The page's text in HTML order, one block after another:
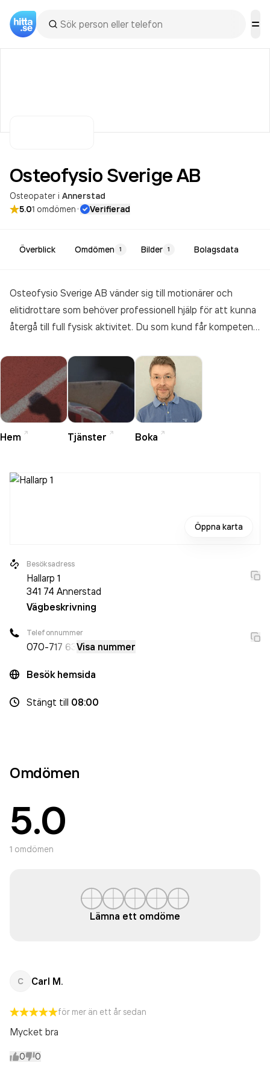
Osteofysio SverigeAB
Osteopater i Annerstad
5.01 omdömen· Verifierad
Överblick Omdömen 1 Bilder 1 Bolagsdata
Osteofysio Sverige AB vänder sig till motionärer och
elitidrottare som behöver professionell hjälp för att kunna
återgå till full fysisk aktivitet. Du som kund får kompetent
träning med hög kvalitet och stort engagemang. De
vanligaste problemen en ortopedisk osteopat behandlar är
ryggsmärtor, ischias, nack- och axelsmärtor, migrän,
huvudvärk, yrsel, idrottsskador samt arm-, ben- och
bäckensmärtor. Du får behandling när det gör ont t.ex. i
ryggen eller nacken, men det kan även vara bra att få
led eller muskel behandlas i ett tidigt skede kan man
förstärka din kropp för att kunna återgå till full aktivitet,
Hem Tjänster Boka
Öppna karta
Besöksadress
Hallarp 1
341 74 Annerstad
Vägbeskrivning
Telefonnummer
070-717 63 Visa nummer
Besök hemsida
Stängt till 08:00
Omdömen
5.0
1 omdömen
Lämna ett omdöme
C Carl M.
för mer än ett år sedan
Mycket bra
0 0